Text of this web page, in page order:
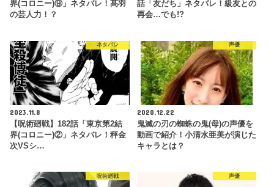
界(コロニー)⑨」ネタバレ！髙羽
の芸人力！？
話「友だち」ネタバレ！級友との
再会…でも!?
ネタバレ
2023.11.8
【呪術廻戦】182話「東京第2結
界(コロニー)②」ネタバレ！秤金
次VSシ…
声優
2020.12.22
鬼滅の刃の蜘蛛の鬼(母)の声優を
動画で紹介！小清水亜美が演じた
キャラとは？
呪術廻戦 声優